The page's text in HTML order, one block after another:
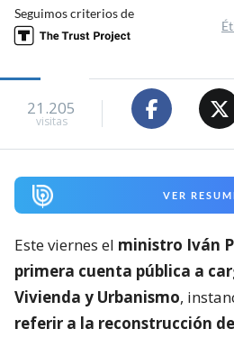
Seguimos criterios de
21.205
visitas
VER
Este viernes el ministro Iván
primera cuenta pública a
Vivienda y Urbanismo,
referir a la reconstrucción